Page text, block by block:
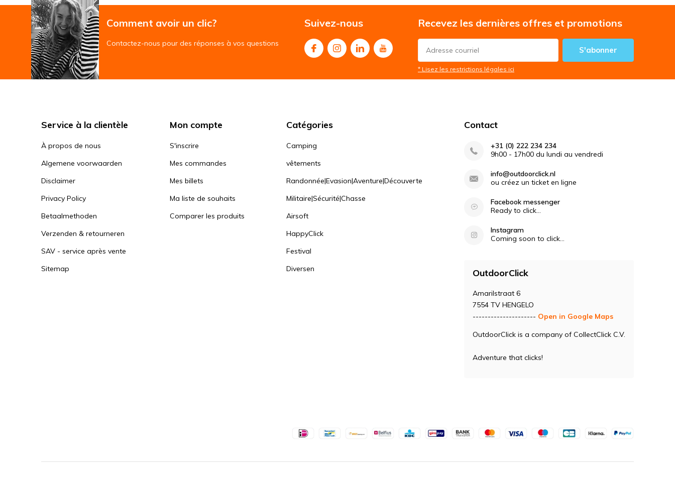
Comment avoir un clic?
Contactez-nous pour des réponses à vos questions
Suivez-nous Recevez les dernières offres et promotions
S'abonner
* Lisez les restrictions légales ici
Service à la clientèle
À propos de nous
Algemene voorwaarden
Disclaimer
Privacy Policy
Betaalmethoden
Verzenden & retourneren
SAV - service après vente
Sitemap
Mon compte
S'inscrire
Mes commandes
Mes billets
Ma liste de souhaits
Comparer les produits
Catégories
Camping
vêtements
Randonnée|Evasion|Aventure|Découverte
Militaire|Sécurité|Chasse
Airsoft
HappyClick
Festival
Diversen
Contact
+31 (0) 222 234 234
9h00 - 17h00 du lundi au vendredi
info@outdoorclick.nl
ou créez un ticket en ligne
Facebook messenger
Ready to click...
Instagram
Coming soon to click...
OutdoorClick
Amarilstraat 6
7554 TV HENGELO
--------------------- Open in Google Maps
OutdoorClick is a company of CollectClick C.V.
Adventure that clicks!